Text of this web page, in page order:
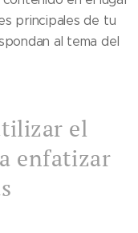
principales de tu
al tema del
el
enfatizar